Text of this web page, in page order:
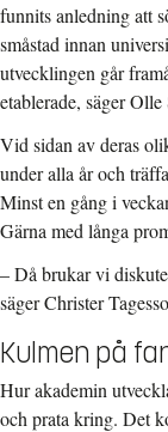
funnits anledning att
småstad innan
utvecklingen går
etablerade, säger Olle
Vid sidan av deras
under alla år och
Minst en gång i
Gärna med långa
– Då brukar vi
säger Christer
Kulmen på
Hur akademin
och prata kring. Det